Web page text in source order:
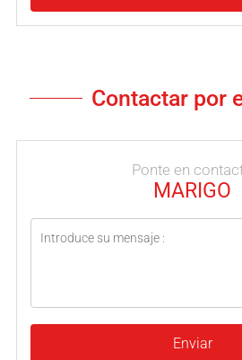
Contactar por
Ponte en
MARIGO
Enviar